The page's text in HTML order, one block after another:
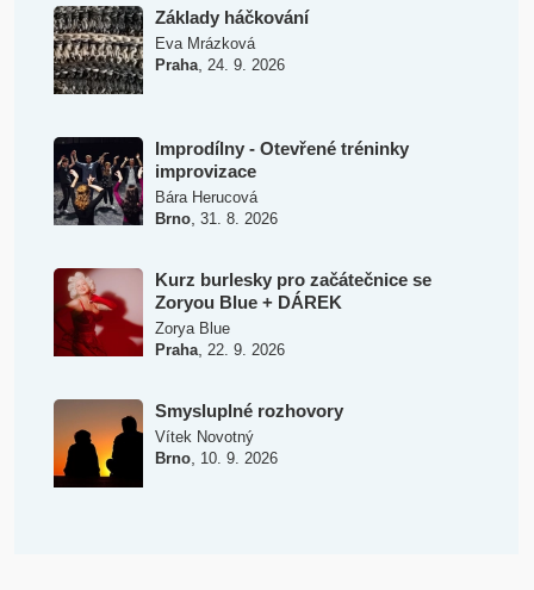
Základy háčkování
Eva Mrázková
Praha, 24. 9. 2026
Improdílny - Otevřené tréninky
improvizace
Bára Herucová
Brno, 31. 8. 2026
Kurz burlesky pro začátečnice se
Zoryou Blue + DÁREK
Zorya Blue
Praha, 22. 9. 2026
Smysluplné rozhovory
Vítek Novotný
Brno, 10. 9. 2026